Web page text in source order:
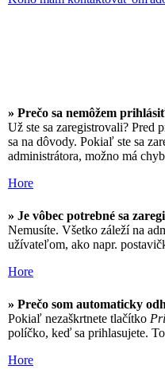
» Prečo sa nemôžem
Už ste sa zaregistrovali? Pred
sa na dôvody. Pokiaľ ste sa
administrátora, možno má
Hore
» Je vôbec potrebné sa
Nemusíte. Všetko záleží na
užívateľom, ako napr.
Hore
» Prečo som automaticky
Pokiaľ nezaškrtnete tlačítko
políčko, keď sa prihlasujete.
Hore